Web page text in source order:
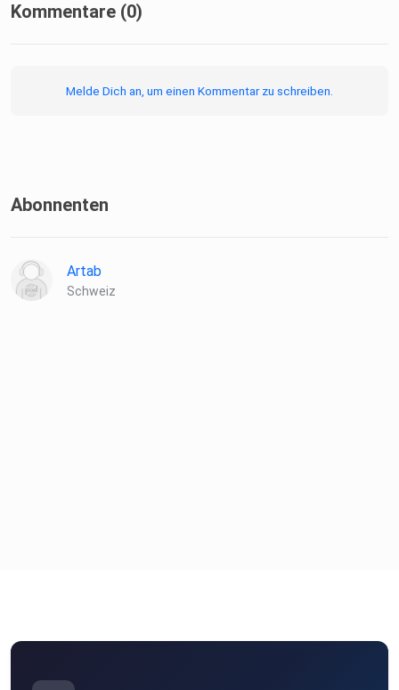
Kommentare (0)
Melde Dich an, um einen Kommentar zu schreiben.
Abonnenten
Artab
Schweiz